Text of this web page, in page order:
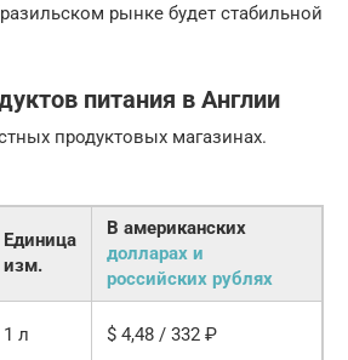
рынке будет стабильной
питания в Англии
продуктовых магазинах.
Единица
изм.
В американских
долларах и
российских рублях
1 л $ 4,48 / 332 ₽